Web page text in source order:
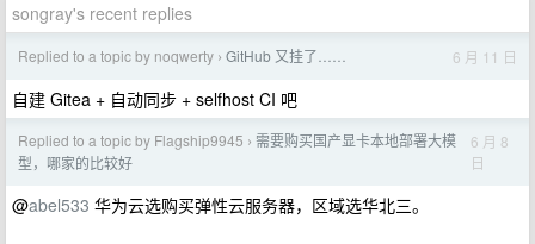
songray's recent replies
Replied to a topic by noqwerty › GitHub 又挂了…… 6 月 11 日
自建 Gitea + 自动同步 + selfhost CI 吧
Replied to a topic by Flagship9945 › 需要购买国产显卡本地部署大模
型，哪家的比较好
6 月 8
日
@abel533 华为云选购买弹性云服务器，区域选华北三。